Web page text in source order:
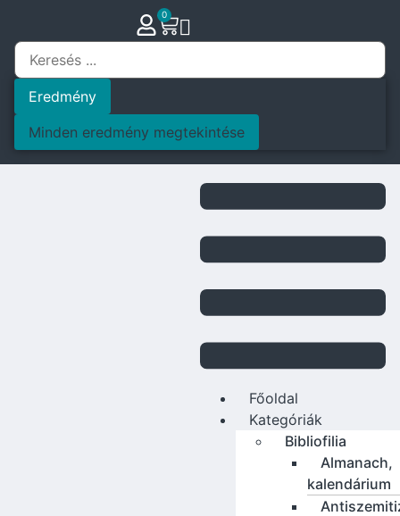
0
Eredmény
Minden eredmény megtekintése
Főoldal
Kategóriák
Bibliofilia
Almanach,
kalendárium